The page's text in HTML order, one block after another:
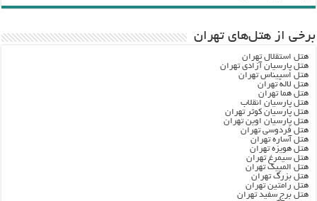
برخی از هتل‌های تهران
هتل استقلال تهران
هتل پارسیان آزادی تهران
هتل اسپیناس تهران
هتل لاله تهران
هتل هما تهران
هتل پارسیان انقلاب
هتل پارسیان کوثر تهران
هتل پارسیان اوین تهران
هتل فردوسی تهران
هتل آساره تهران
هتل هویزه تهران
هتل سیمرغ تهران
هتل المپیک تهران
هتل بزرگ تهران
هتل رامتین تهران
هتل برج سفید تهران